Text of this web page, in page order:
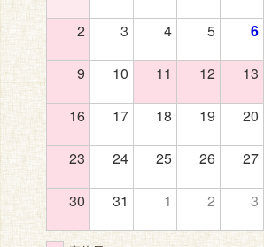
2 3 4 5 6
9 10 11 12 13
16 17 18 19 20
23 24 25 26 27
30 31 1 2 3